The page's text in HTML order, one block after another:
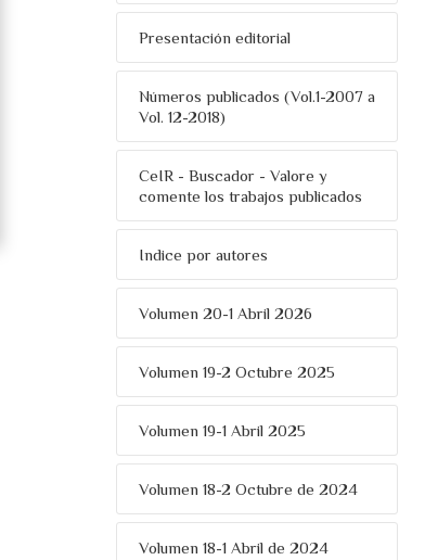
Presentación editorial
Números publicados (Vol.1-2007 a
Vol. 12-2018)
CeIR - Buscador - Valore y
comente los trabajos publicados
Indice por autores
Volumen 20-1 Abril 2026
Volumen 19-2 Octubre 2025
Volumen 19-1 Abril 2025
Volumen 18-2 Octubre de 2024
Volumen 18-1 Abril de 2024